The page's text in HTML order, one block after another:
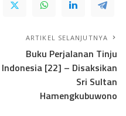
ARTIKEL SELANJUTNYA
Buku Perjalanan Tinju
Indonesia [22] – Disaksikan
Sri Sultan
Hamengkubuwono